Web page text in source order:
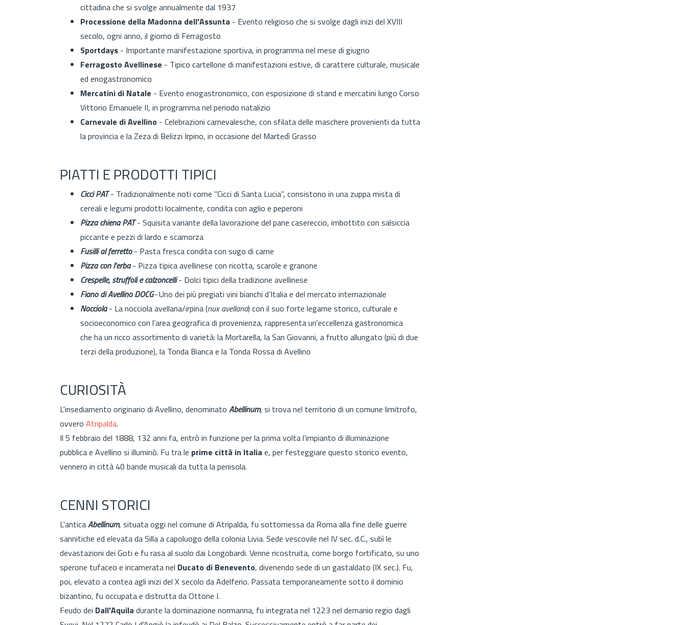
cittadina che si svolge annualmente dal 1937
Processione della Madonna dell'Assunta - Evento religioso che si svolge dagli inizi del XVIII
secolo, ogni anno, il giorno di Ferragosto
Sportdays - Importante manifestazione sportiva, in programma nel mese di giugno
Ferragosto Avellinese - Tipico cartellone di manifestazioni estive, di carattere culturale, musicale
ed enogastronomico
Mercatini di Natale - Evento enogastronomico, con esposizione di stand e mercatini lungo Corso
Vittorio Emanuele II, in programma nel periodo natalizio
Carnevale di Avellino - Celebrazioni carnevalesche, con sfilata delle maschere provenienti da tutta
la provincia e la Zeza di Belizzi Irpino, in occasione del Martedì Grasso
PIATTI E PRODOTTI TIPICI
Cicci PAT- Tradizionalmente noti come "Cicci di Santa Lucia", consistono in una zuppa mista di
cereali e legumi prodotti localmente, condita con aglio e peperoni
Pizza chiena PAT- Squisita variante della lavorazione del pane casereccio, imbottito con salsiccia
piccante e pezzi di lardo e scamorza
Fusilli al ferretto- Pasta fresca condita con sugo di carne
Pizza con l'erba- Pizza tipica avellinese con ricotta, scarole e granone
Crespelle, struffoli e calzoncelli - Dolci tipici della tradizione avellinese
Fiano di Avellino DOCG- Uno dei più pregiati vini bianchi d’Italia e del mercato internazionale
Nocciola - La nocciola avellana/irpina (nux avellana) con il suo forte legame storico, culturale e
socioeconomico con l’area geografica di provenienza, rappresenta un'eccellenza gastronomica
che ha un ricco assortimento di varietà: la Mortarella, la San Giovanni, a frutto allungato (più di due
terzi della produzione), la Tonda Bianca e la Tonda Rossa di Avellino
CURIOSITÀ
L'insediamento originario di Avellino, denominato Abellinum, si trova nel territorio di un comune limitrofo,
ovvero Atripalda.
Il 5 febbraio del 1888, 132 anni fa, entrò in funzione per la prima volta l’impianto di illuminazione
pubblica e Avellino si illuminò. Fu tra le prime città in Italia e, per festeggiare questo storico evento,
vennero in città 40 bande musicali da tutta la penisola.
CENNI STORICI
L'anticaAbellinum, situata oggi nel comune di Atripalda, fu sottomessa da Roma alla fine delle guerre
sannitiche ed elevata da Silla a capoluogo della colonia Livia. Sede vescovile nel IV sec. d.C., subì le
devastazioni dei Goti e fu rasa al suolo dai Longobardi. Venne ricostruita, come borgo fortificato, su uno
sperone tufaceo e incamerata nel Ducato di Benevento, divenendo sede di un gastaldato (IX sec.). Fu,
poi, elevato a contea agli inizi del X secolo da Adelferio. Passata temporaneamente sotto il dominio
bizantino, fu occupata e distrutta da Ottone I.
Feudo dei Dall'Aquila durante la dominazione normanna, fu integrata nel 1223 nel demanio regio dagli